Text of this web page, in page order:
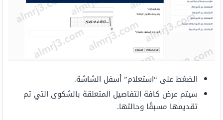
الضغط على “استعلام” أسفل الشاشة.
سيتم عرض كافة التفاصيل المتعلقة بالشكوى التي تم
تقديمها مسبقًا وحالتها.